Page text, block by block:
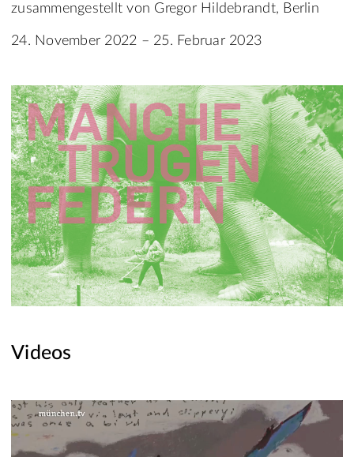
zusammengestellt von Gregor Hildebrandt, Berlin
24. November 2022 – 25. Februar 2023
Videos